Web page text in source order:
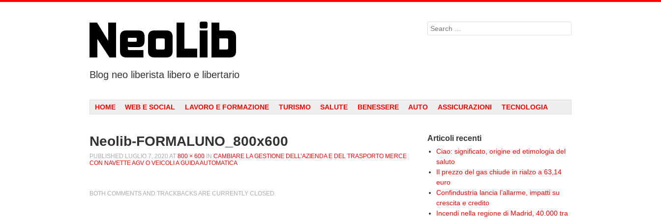
Blog neo liberista libero e libertario
Search
Menu
SKIP TO CONTENT
HOME WEB E SOCIAL LAVORO E FORMAZIONE TURISMO SALUTE BENESSERE AUTO ASSICURAZIONI TECNOLOGIA
Neolib-FORMALUNO_800x600
PUBLISHED LUGLIO 7, 2020 AT 800 × 600 IN CAMBIARE LA GESTIONE DELL’AZIENDA E DEL TRASPORTO MERCE
CON NAVETTE AGV O VEICOLI A GUIDA AUTOMATICA
BOTH COMMENTS AND TRACKBACKS ARE CURRENTLY CLOSED.
Articoli recenti
Ciao: significato, origine ed etimologia del
saluto
Il prezzo del gas chiude in rialzo a 63,14
euro
Confindustria lancia l’allarme, impatti su
crescita e credito
Incendi nella regione di Madrid, 40.000 tra